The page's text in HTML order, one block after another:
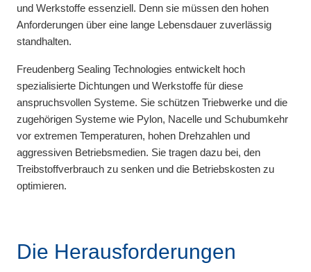
und Werkstoffe essenziell. Denn sie müssen den hohen
Anforderungen über eine lange Lebensdauer zuverlässig
standhalten.
Freudenberg Sealing Technologies entwickelt hoch
spezialisierte Dichtungen und Werkstoffe für diese
anspruchsvollen Systeme. Sie schützen Triebwerke und die
zugehörigen Systeme wie Pylon, Nacelle und Schubumkehr
vor extremen Temperaturen, hohen Drehzahlen und
aggressiven Betriebsmedien. Sie tragen dazu bei, den
Treibstoffverbrauch zu senken und die Betriebskosten zu
optimieren.
Die Herausforderungen